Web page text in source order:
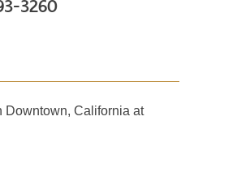
3260
California at